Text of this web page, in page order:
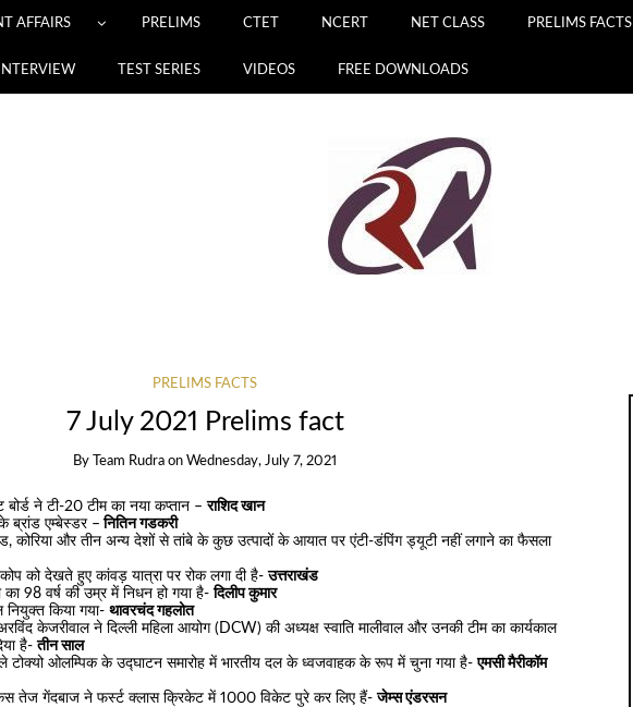
AFFAIRS PRELIMS CTET NCERT NET CLASS PRELIMS FACTS
TEST SERIES VIDEOS FREE DOWNLOADS
PRELIMS FACTS
7 July 2021 Prelims fact
By Team Rudra onWednesday, July 7, 2021
बोर्ड ने टी-20 टीम का नया कप्तान –राशिद खान
ब्रांड एम्बेस्डर – नितिन गडकरी
कोरिया और तीन अन्य देशों से तांबे के कुछ उत्पादों के आयात पर एंटी-डंपिंग ड्यूटी नहीं लगाने का फैसला
को देखते हुए कांवड़ यात्रा पर रोक लगा दी है-उत्तराखंड
का 98 वर्ष की उम्र में निधन हो गया है-दिलीप कुमार
नियुक्त किया गया-थावरचंद गहलोत
केजरीवाल ने दिल्ली महिला आयोग (DCW) की अध्यक्ष स्वाति मालीवाल और उनकी टीम का कार्यकाल
है-तीन साल
टोक्यो ओलम्पिक के उद्घाटन समारोह में भारतीय दल के ध्वजवाहक के रूप में चुना गया है-एमसी मैरीकॉम
तेज गेंदबाज ने फर्स्ट क्लास क्रिकेट में 1000 विकेट पुरे कर लिए हैं-जेम्स एंडरसन